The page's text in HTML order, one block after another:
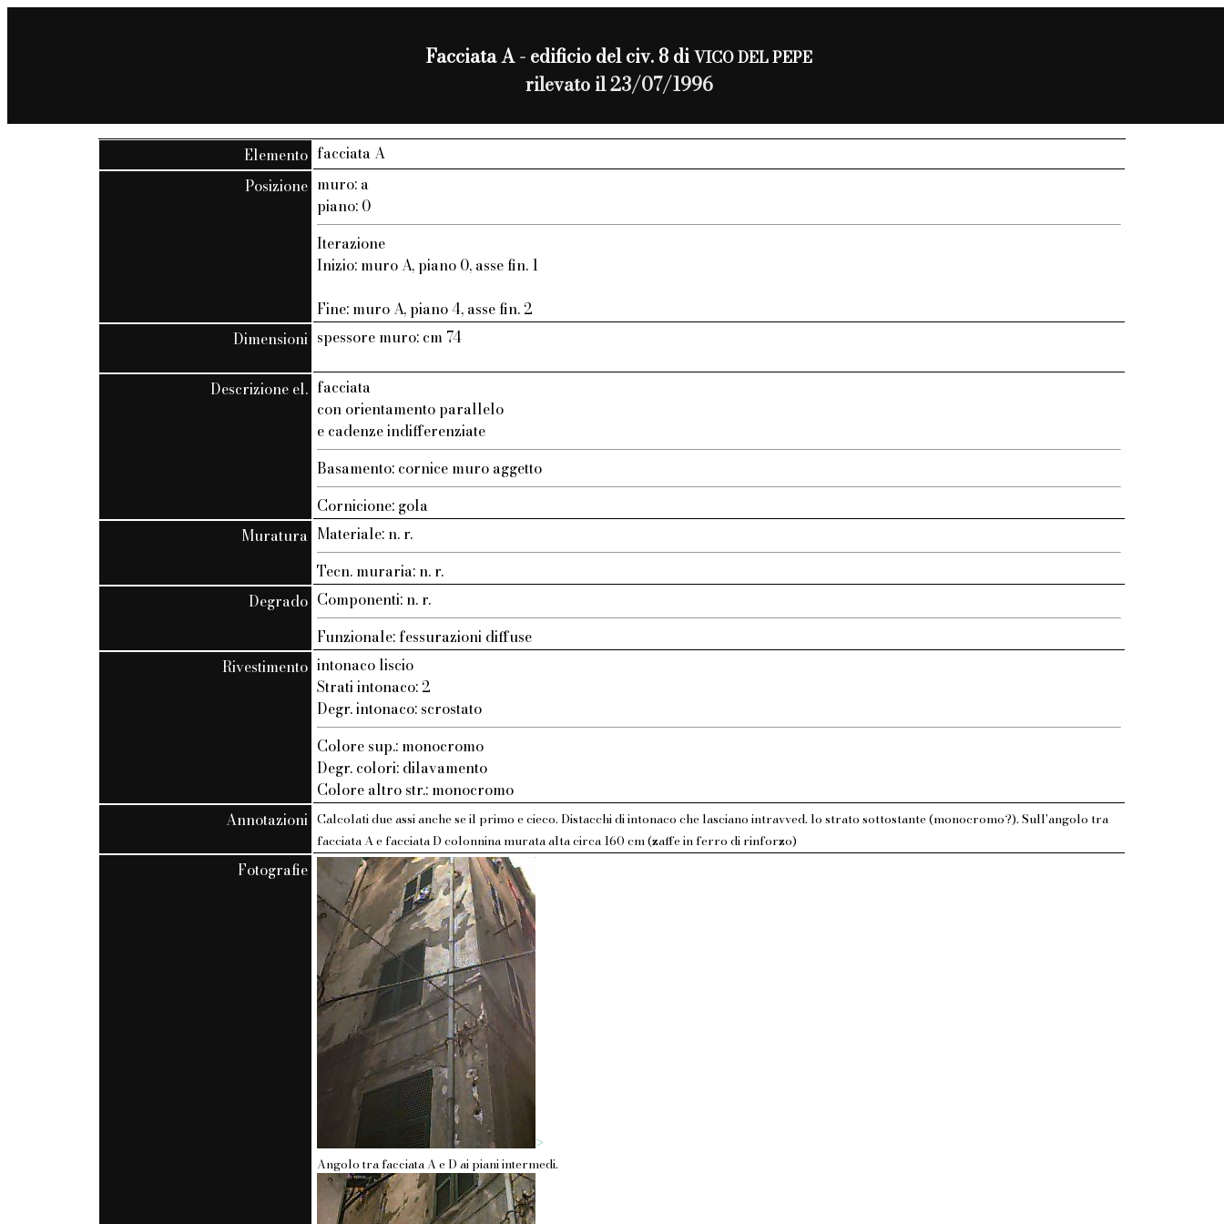
Facciata A - edificio del civ. 8 diVICO DEL PEPE
rilevato il 23/07/1996
Elemento facciata A
Posizione muro: a
piano: 0
Iterazione
Inizio: muro A, piano 0, asse fin. 1
Fine: muro A, piano 4, asse fin. 2
Dimensioni spessore muro: cm 74
Descrizione el. facciata
con orientamento parallelo
e cadenze indifferenziate
Basamento: cornice muro aggetto
Cornicione: gola
Muratura Materiale: n. r.
Tecn. muraria: n. r.
Degrado Componenti: n. r.
Funzionale: fessurazioni diffuse
Rivestimento intonaco liscio
Strati intonaco: 2
Degr. intonaco: scrostato
Colore sup.: monocromo
Degr. colori: dilavamento
Colore altro str.: monocromo
Annotazioni Calcolati due assi anche se il primo e cieco. Distacchi di intonaco che lasciano intravved. lo strato sottostante (monocromo?). Sull'angolo tra
facciata A e facciata D colonnina murata alta circa 160 cm (zaffe in ferro di rinforzo)
Fotografie
>
Angolo tra facciata A e D ai piani intermedi.